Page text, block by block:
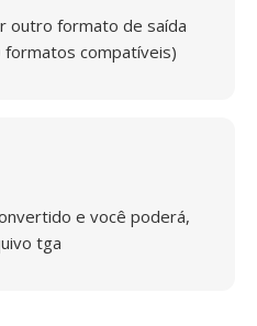
outro formato de saída
compatíveis)
e você poderá,
tga